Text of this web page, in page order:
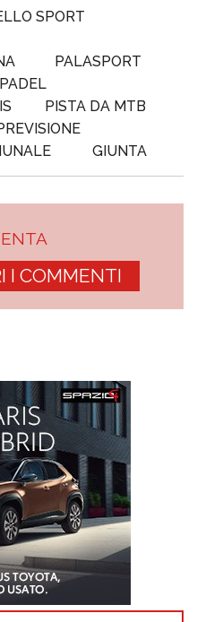
SPORT
PALASPORT
PISTA DA MTB
GIUNTA
I COMMENTI